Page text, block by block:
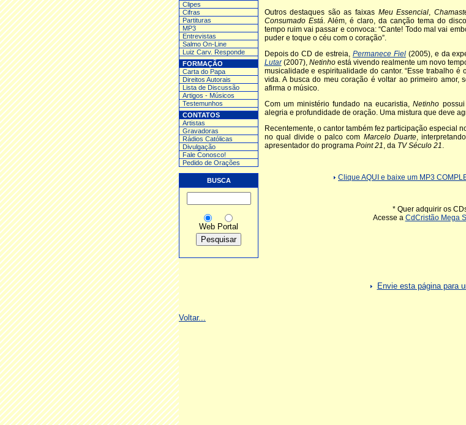
Clipes
Cifras
Partituras
MP3
Entrevistas
Salmo On-Line
Luiz Carv. Responde
FORMAÇÃO
Carta do Papa
Direitos Autorais
Lista de Discussão
Artigos - Músicos
Testemunhos
CONTATOS
Artistas
Gravadoras
Rádios Católicas
Divulgação
Fale Conosco!
Pedido de Orações
BUSCA
Web Portal
Outros destaques são as faixas Meu Essencial,
Consumado Está. Além, é claro, da canção tema do
tempo ruim vai passar e convoca: “Cante! Todo mal vai
puder e toque o céu com o coração”.
Depois do CD de estreia, Permanece Fiel(2005), e da
Lutar(2007),Netinhoestá vivendo realmente um novo
musicalidade e espiritualidade do cantor. “Esse trabalho
vida. A busca do meu coração é voltar ao primeiro amor,
afirma o músico.
Com um ministério fundado na eucaristia,Netinho
alegria e profundidade de oração. Uma mistura que deve
Recentemente, o cantor também fez participação especial
no qual divide o palco com Marcelo Duarte,
apresentador do programa Point 21, da TV Século 21.
Clique AQUI e baixe um MP3
* Quer adquirir os
Acesse a CdCristão Mega
Envie esta página para
Voltar...